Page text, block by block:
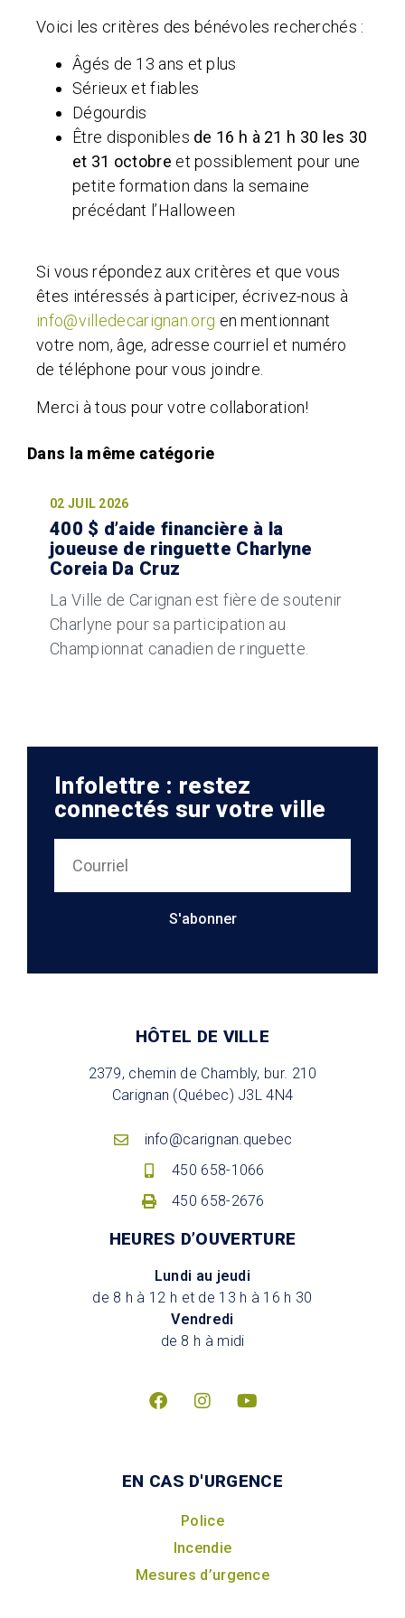
Voici les critères des bénévoles recherchés :
Âgés de 13 ans et plus
Sérieux et fiables
Dégourdis
Être disponibles de 16 h à 21 h 30 les 30
et 31 octobre et possiblement pour une
petite formation dans la semaine
précédant l’Halloween
Si vous répondez aux critères et que vous
êtes intéressés à participer, écrivez-nous à
info@villedecarignan.org en mentionnant
votre nom, âge, adresse courriel et numéro
de téléphone pour vous joindre.
Merci à tous pour votre collaboration!
02 JUIL 2026
400 $ d’aide financière à la
joueuse de ringuette Charlyne
Coreia Da Cruz
La Ville de Carignan est fière de soutenir
Charlyne pour sa participation au
Championnat canadien de ringuette.
Infolettre : restez
connectés sur votre ville
S'abonner
HÔTEL DE VILLE
2379, chemin de Chambly, bur. 210
Carignan (Québec) J3L 4N4
info@carignan.quebec
450 658-1066
450 658-2676
HEURES D’OUVERTURE
Lundi au jeudi
de 8 h à 12 h et de 13 h à 16 h 30
Vendredi
de 8 h à midi
EN CAS D'URGENCE
Police
Incendie
Mesures d’urgence